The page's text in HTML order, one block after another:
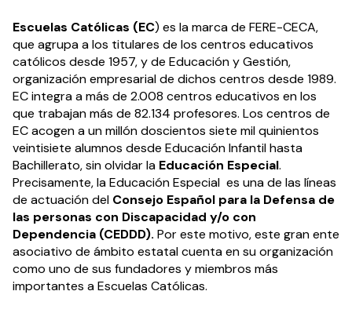
Escuelas Católicas (EC) es la marca de FERE-CECA,
que agrupa a los titulares de los centros educativos
católicos desde 1957, y de Educación y Gestión,
organización empresarial de dichos centros desde 1989.
EC integra a más de 2.008 centros educativos en los
que trabajan más de 82.134 profesores. Los centros de
EC acogen a un millón doscientos siete mil quinientos
veintisiete alumnos desde Educación Infantil hasta
Bachillerato, sin olvidar la Educación Especial.
Precisamente, la Educación Especial es una de las líneas
de actuación del Consejo Español para la Defensa de
las personas con Discapacidad y/o con
Dependencia (CEDDD). Por este motivo, este gran ente
asociativo de ámbito estatal cuenta en su organización
como uno de sus fundadores y miembros más
importantes a Escuelas Católicas.